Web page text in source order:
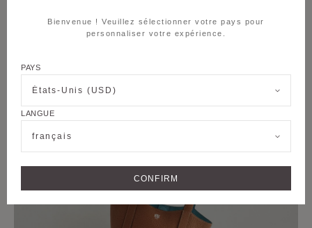
Bienvenue ! Veuillez sélectionner votre pays pour
personnaliser votre expérience.
PAYS
États-Unis (USD)
LANGUE
français
CONFIRM